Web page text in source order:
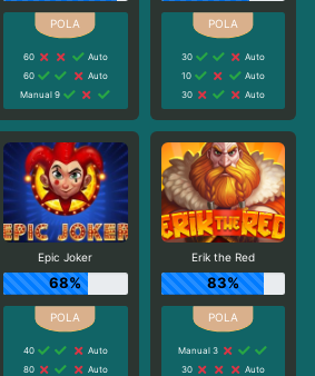
60
Auto
60
Auto
Manual 9
30
Auto
10
Auto
30
Auto
Epic Joker
68%
40
Auto
80
Auto
Erik the Red
83%
Manual 3
30
Auto